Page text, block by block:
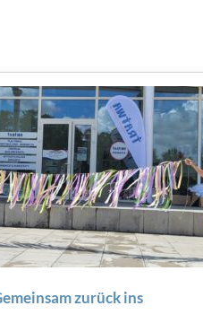
zurück ins